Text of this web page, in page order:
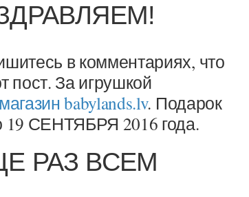
в комментариях, что
пост. За игрушкой
babylands.lv. Подарок
19 СЕНТЯБРЯ 2016 года.
РАЗ ВСЕМ